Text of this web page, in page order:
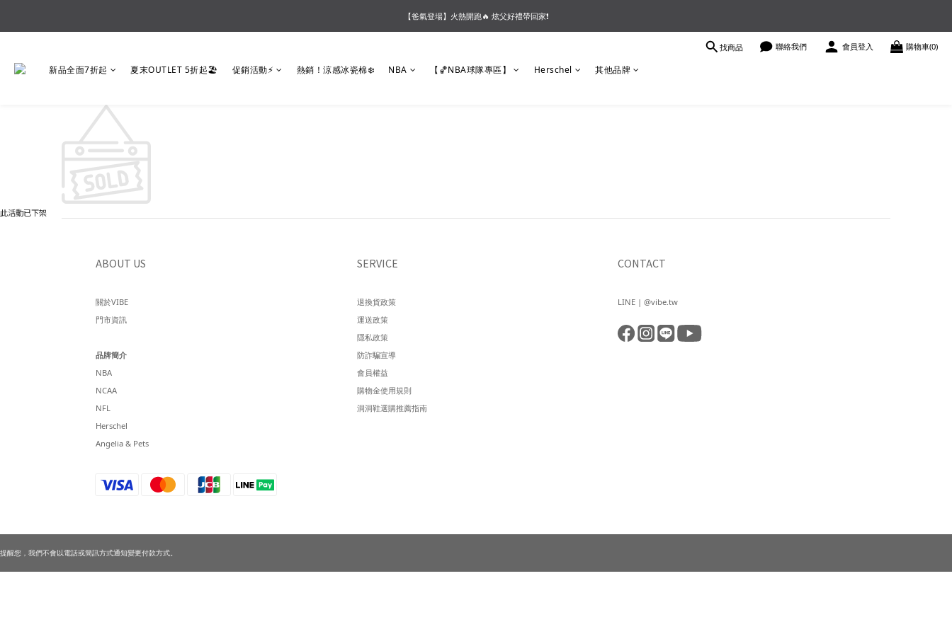
【夏末OUTLET】專區全面5折起❗超值入手就趁現在🔥
【爸氣登場】火熱開跑🔥 炫父好禮帶回家❗
找商品 聯絡我們 會員登入 購物車(0)
新品全面7折起 夏末OUTLET 5折起🏖️ 促銷活動⚡ 熱銷！涼感冰瓷棉❄️ NBA 【🏀NBA球隊專區】 Herschel 其他品牌
此活動已下架
ABOUT US
關於VIBE
門市資訊
品牌簡介
NBA
NCAA
NFL
Herschel
Angelia & Pets
SERVICE
退換貨政策
運送政策
隱私政策
防詐騙宣導
會員權益
購物金使用規則
洞洞鞋選購推薦指南
CONTACT
LINE | @vibe.tw
提醒您，我們不會以電話或簡訊方式通知變更付款方式。